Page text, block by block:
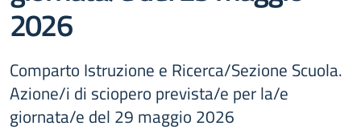
2026
Comparto Istruzione e Ricerca/Sezione Scuola.
Azione/i di sciopero prevista/e per la/e
giornata/e del 29 maggio 2026